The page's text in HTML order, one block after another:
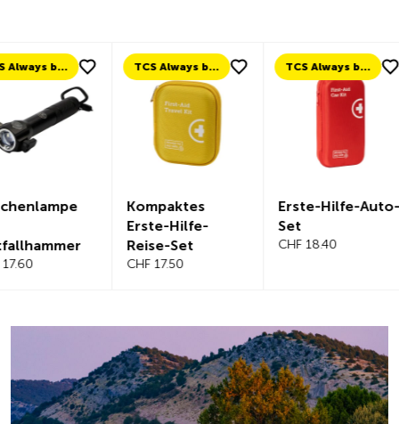
Kompaktes
Reise-Set
CHF 17.50
Erste-Hilfe-Auto-
Set
CHF 18.40